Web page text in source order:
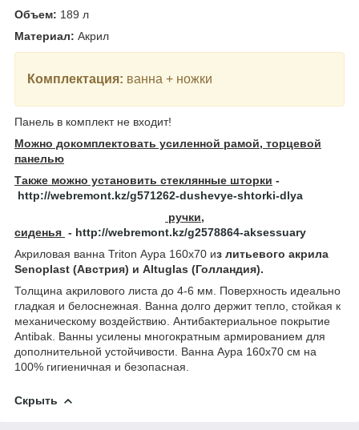
Объем: 189 л
Материал: Акрил
Комплектация: ванна + ножки
Панель в комплект не входит!
Можно докомплектовать усиленной рамой, торцевой
панелью
Также можно установить стеклянные шторки -
http://webremont.kz/g571262-dushevye-shtorki-dlya
ручки,
сиденья - http://webremont.kz/g2578864-aksessuary
Акриловая ванна Triton Аура 160x70 из литьевого акрила
Senoplast (Австрия) и Altuglas (Голландия).
Толщина акрилового листа до 4-6 мм. Поверхность идеально
гладкая и белоснежная. Ванна долго держит тепло, стойкая к
механическому воздействию. Антибактериальное покрытие
Antibak. Ванны усилены многократным армированием для
дополнительной устойчивости. Ванна Аура 160x70 см на
100% гигиеничная и безопасная.
Скрыть